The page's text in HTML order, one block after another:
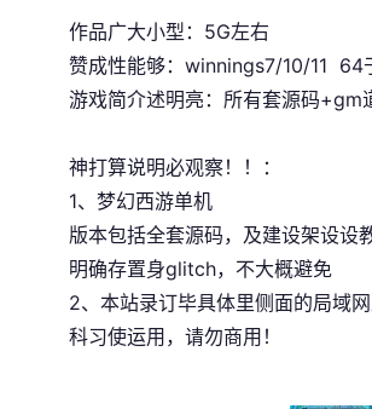
作品广大小型：5G左右
赞成性能够：winnings7/10/11 64
游戏简介述明亮：所有套源码+gm
神打算说明必观察！！：
1、 梦幻西游单机
版本包括全套源码，及建设架设设
明确存置身glitch，不大概避免
2、本站录订毕具体里侧面的局域
科习使运用，请勿商用！